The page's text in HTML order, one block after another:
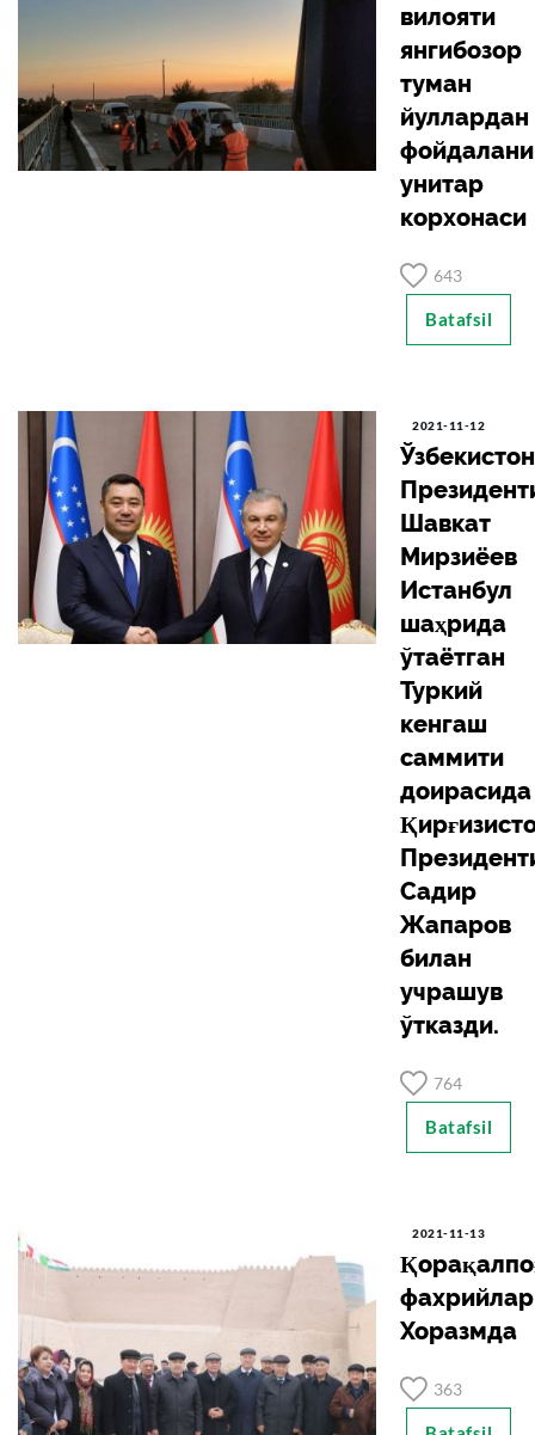
вилояти
янгибозор
туман
йуллардан
унитар
корхонаси
643
Batafsil
2021-11-12
Ўзбекистон
Шавкат
Мирзиёев
Истанбул
шаҳрида
ўтаётган
Туркий
кенгаш
саммити
доирасида
Садир
Жапаров
билан
учрашув
ўтказди.
764
Batafsil
2021-11-13
фахрийлар
Хоразмда
363